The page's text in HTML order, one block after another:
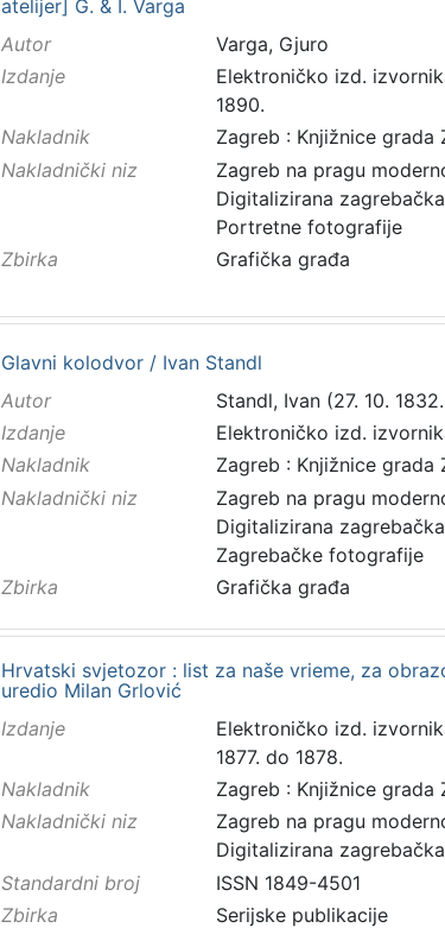
atelijer] G. & I. Varga
Autor
Varga, Gjuro
Izdanje
Elektroničko izd.
1890.
Nakladnik
Zagreb : Knjižnice grada
Nakladnički niz
Zagreb na pragu
Digitalizirana
Portretne fotografije
Zbirka
Grafička građa
Glavni kolodvor / Ivan Standl
Autor
Standl, Ivan (27. 10.
Izdanje
Elektroničko izd.
Nakladnik
Zagreb : Knjižnice grada
Nakladnički niz
Zagreb na pragu
Digitalizirana
Zagrebačke fotografije
Zbirka
Grafička građa
Hrvatski svjetozor : list za naše vrieme, za
uredio Milan Grlović
Izdanje
Elektroničko izd.
1877. do 1878.
Nakladnik
Zagreb : Knjižnice grada
Nakladnički niz
Zagreb na pragu
Digitalizirana
Standardni broj
ISSN 1849-4501
Zbirka
Serijske publikacije